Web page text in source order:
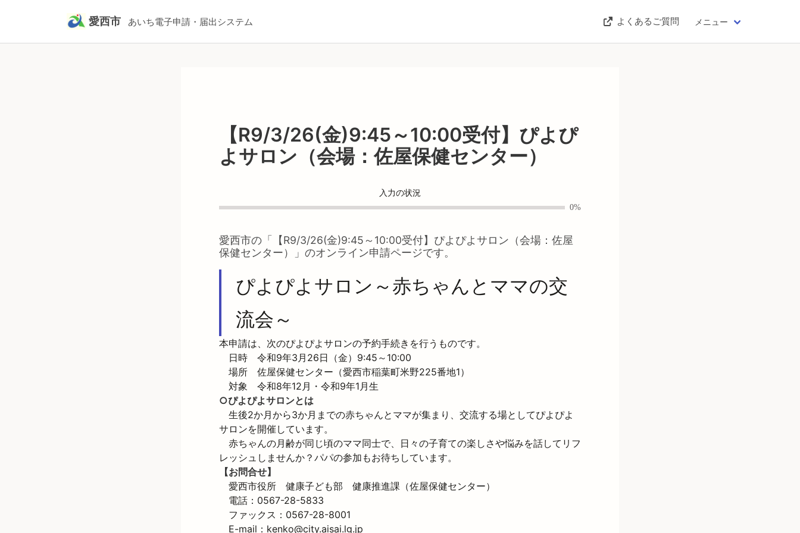
愛西市 あいち電子申請・届出システム よくあるご質問 メニュー
【R9/3/26(金)9:45～10:00受付】ぴよぴ
よサロン（会場：佐屋保健センター）
入力の状況
0%
愛西市の「
【R9/3/26(金)9:45～10:00受付】ぴよぴよサロン（会場：佐屋
保健センター）
」のオンライン申請ページです。
ぴよぴよサロン～赤ちゃんとママの交
流会～
本申請は、次のぴよぴよサロンの予約手続きを行うものです。
日時　令和9年3月26日（金）9:45～10:00
場所　佐屋保健センター（愛西市稲葉町米野225番地1）
対象　令和8年12月・令和9年1月生
○ぴよぴよサロンとは
生後2か月から3か月までの赤ちゃんとママが集まり、交流する場としてぴよぴよ
サロンを開催しています。
赤ちゃんの月齢が同じ頃のママ同士で、日々の子育ての楽しさや悩みを話してリフ
レッシュしませんか？パパの参加もお待ちしています。
【お問合せ】
愛西市役所　健康子ども部　健康推進課（佐屋保健センター）
電話：0567-28-5833
ファックス：0567-28-8001
E-mail：kenko@city.aisai.lg.jp